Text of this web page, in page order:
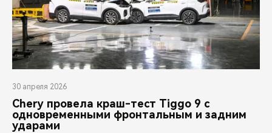
30 апреля 2026
Chery провела краш-тест Tiggo 9 с
одновременными фронтальным и задним
ударами